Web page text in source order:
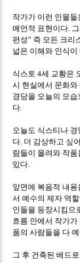
작가가 이런 인물
예언적 표현이다
편성” 즉 모든 크리
넓은 이해와 인식
식스토4세 교황은
시 현실에서 문화
경당을 오늘의 모
다
오늘도 식스티나
다 더 감상하고 싶
람들이 몰려와 작
있다
앞면에 복음적 내
서 예수의 제자 역
인들을 등장시킴으
흐름 안에서 작가
품의 사람들을 다
그 후 건축된 베드